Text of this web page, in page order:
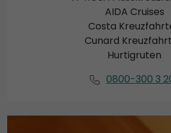
AIDA Cruises
Costa
Cunard
Hurtigruten
0800-300 3